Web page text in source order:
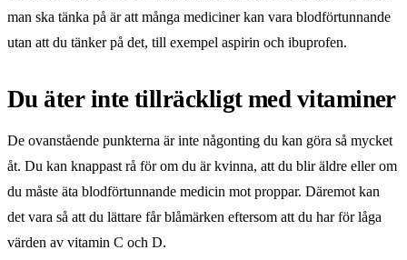
man ska tänka på är att många mediciner kan vara blodförtunnande
utan att du tänker på det, till exempel aspirin och ibuprofen.
Du äter inte tillräckligt med vitaminer
De ovanstående punkterna är inte någonting du kan göra så mycket
åt. Du kan knappast rå för om du är kvinna, att du blir äldre eller om
du måste äta blodförtunnande medicin mot proppar. Däremot kan
det vara så att du lättare får blåmärken eftersom att du har för låga
värden av vitamin C och D.